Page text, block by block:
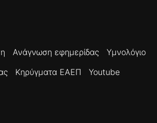
Ανάγνωση εφημερίδας
Υμνολόγιο
Κηρύγματα ΕΑΕΠ
Youtube